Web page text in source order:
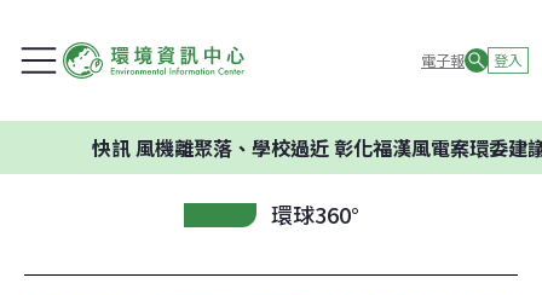
電子報 登入
風機離聚落、學校過近 彰化福漢風電案環委建議不應開發
環球360°